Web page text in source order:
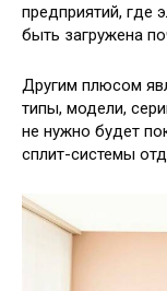
предприятий, где
быть загружена
Другим плюсом
типы, модели,
не нужно будет
сплит-системы